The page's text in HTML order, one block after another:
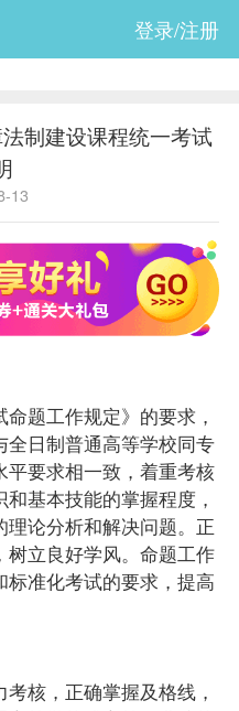
登录/注册
制建设课程统一考试
13
题工作规定》的要求，
日制普通高等学校同专
平要求相一致，着重考核
基本技能的掌握程度，
论分析和解决问题。正
立良好学风。命题工作
准化考试的要求，提高
核，正确掌握及格线，